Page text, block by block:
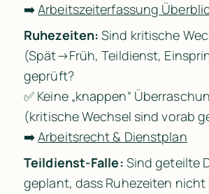
➡️ Arbeitszeiterfassung
Ruhezeiten: Sind kritische
(Spät→Früh, Teildienst,
geprüft?
✅ Keine „knappen“
(kritische Wechsel sind vorab
➡️ Arbeitsrecht & Dienstplan
Teildienst-Falle: Sind geteilte
geplant, dass Ruhezeiten nicht